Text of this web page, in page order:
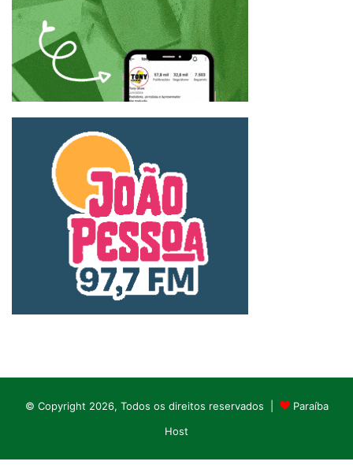
© Copyright 2026, Todos os direitos reservados |
Paraíba
Host